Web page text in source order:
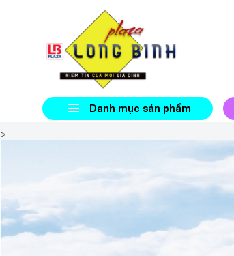
Danh mục sản phẩm
>